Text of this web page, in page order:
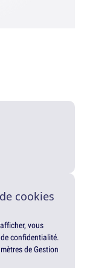
cookies
vous
confidentialité.
de Gestion